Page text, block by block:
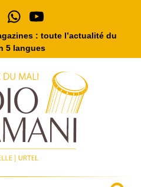
: toute l’actualité du
5 langues